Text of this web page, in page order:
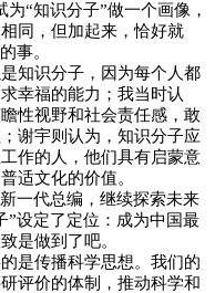
“知识分子”做一个画像，
同，但加起来，恰好就
事。
知识分子，因为每个人都
幸福的能力；我当时认
性视野和社会责任感，敢
谢宇则认为，知识分子应
作的人，他们具有启蒙意
适文化的价值。
一代总编，继续探索未来
”设定了定位：成为中国最
是做到了吧。
是传播科学思想。我们的
评价的体制，推动科学和